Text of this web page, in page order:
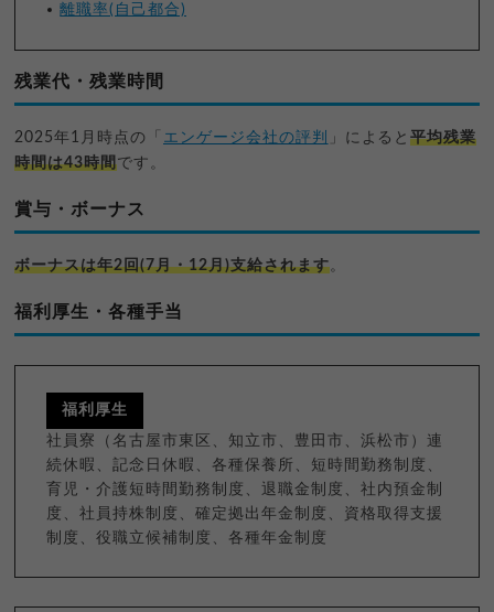
離職率(自己都合)
残業代・残業時間
2025年1月時点の「 エンゲージ会社の評判 」によると平均残業
時間は43時間です。
賞与・ボーナス
ボーナスは年2回(7月・12月)支給されます。
福利厚生・各種手当
福利厚生
社員寮（名古屋市東区、知立市、豊田市、浜松市）連
続休暇、記念日休暇、各種保養所、短時間勤務制度、
育児・介護短時間勤務制度、退職金制度、社内預金制
度、社員持株制度、確定拠出年金制度、資格取得支援
制度、役職立候補制度、各種年金制度